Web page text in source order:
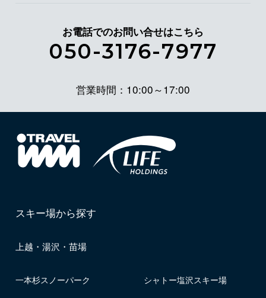
お電話でのお問い合せはこちら
050-3176-7977
営業時間：10:00～17:00
スキー場から探す
上越・湯沢・苗場
一本杉スノーパーク シャトー塩沢スキー場